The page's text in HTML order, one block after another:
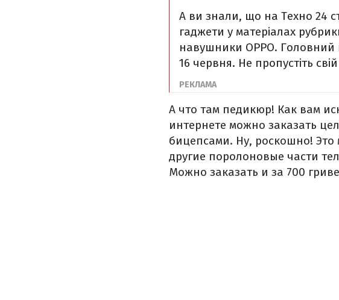
А ви знали, що на Техно 24
гаджети у матеріалах
навушники OPPO. Головний
16 червня. Не пропустіть
А что там педикюр! Как вам
интернете можно заказать
бицепсами. Ну, роскошно!
другие поролоновые части
Можно заказать и за 700